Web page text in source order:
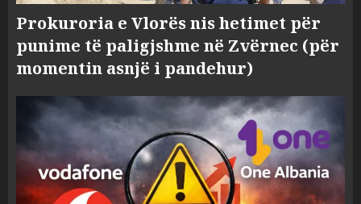
Prokuroria e Vlorës nis hetimet për
punime të paligjshme në Zvërnec (për
momentin asnjë i pandehur)